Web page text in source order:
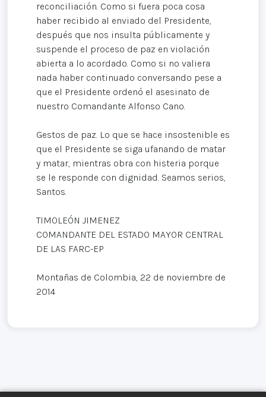
reconciliación. Como si fuera poca cosa
haber recibido al enviado del Presidente,
después que nos insulta públicamente y
suspende el proceso de paz en violación
abierta a lo acordado. Como si no valiera
nada haber continuado conversando pese a
que el Presidente ordenó el asesinato de
nuestro Comandante Alfonso Cano.
Gestos de paz. Lo que se hace insostenible es
que el Presidente se siga ufanando de matar
y matar, mientras obra con histeria porque
se le responde con dignidad. Seamos serios,
Santos.
TIMOLEÓN JIMENEZ
COMANDANTE DEL ESTADO MAYOR CENTRAL
DE LAS FARC-EP
Montañas de Colombia, 22 de noviembre de
2014